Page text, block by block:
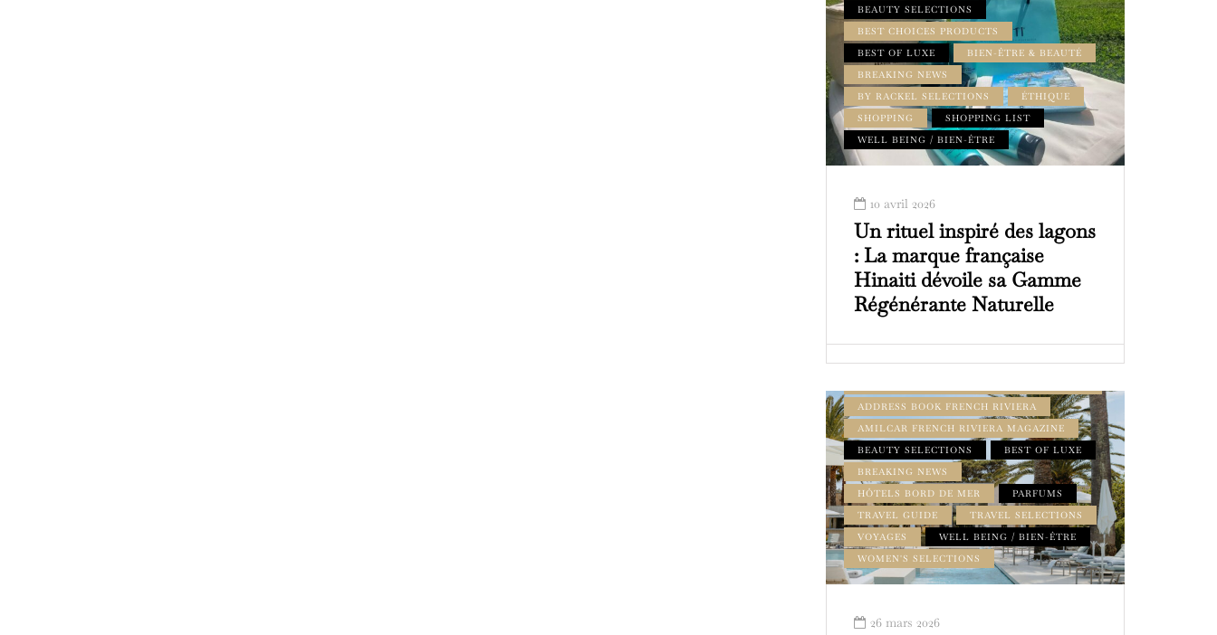
BEAUTY SELECTIONS
BEST CHOICES PRODUCTS
BEST OF LUXE
BIEN-ÊTRE & BEAUTÉ
BREAKING NEWS
BY RACKEL SELECTIONS
ÉTHIQUE
SHOPPING
SHOPPING LIST
WELL BEING / BIEN-ÊTRE
10 avril 2026
Un rituel inspiré des lagons
: La marque française
Hinaiti dévoile sa Gamme
Régénérante Naturelle
ADDRESS BOOK FRENCH RIVIERA
AMILCAR FRENCH RIVIERA MAGAZINE
BEAUTY SELECTIONS
BEST OF LUXE
BREAKING NEWS
HÔTELS BORD DE MER
PARFUMS
TRAVEL GUIDE
TRAVEL SELECTIONS
VOYAGES
WELL BEING / BIEN-ÊTRE
WOMEN'S SELECTIONS
26 mars 2026